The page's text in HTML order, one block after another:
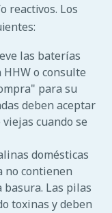
reactivos. Los
las baterías
o consulte
para su
deben aceptar
cuando se
domésticas
no contienen
Las pilas
toxinas y deben